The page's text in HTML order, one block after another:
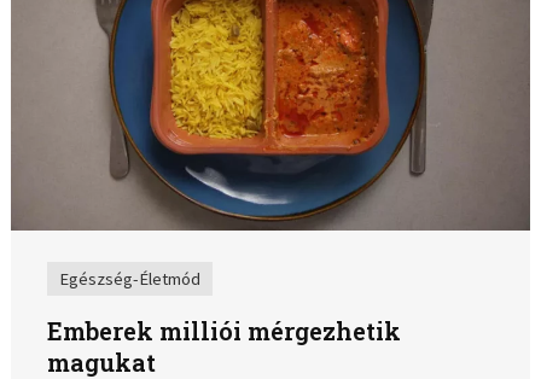
Egészség-Életmód
Emberek milliói mérgezhetik
magukat